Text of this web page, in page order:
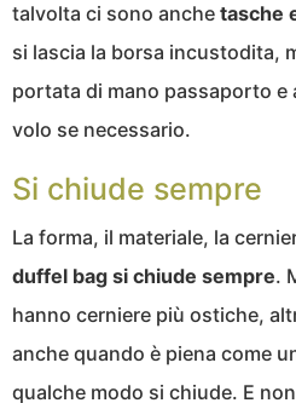
talvolta ci sono anche tasche
si lascia la borsa incustodita,
portata di mano passaporto e
volo se necessario.
Si chiude sempre
La forma, il materiale, la
duffel bag si chiude sempre.
hanno cerniere più ostiche,
anche quando è piena come
qualche modo si chiude. E